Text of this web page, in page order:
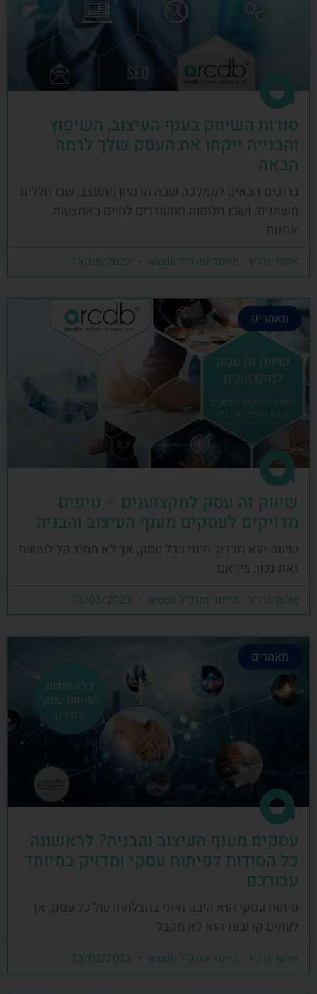
סודות השיווק בענף העיצוב, השיפוץ
והבנייה ייקחו את העסק שלך לרמה
הבאה
ברוכים הבאים לממלכה שבה הדמיון מתעצב, שבו חללים
משתנים, ושבו חלומות מתעוררים לחיים באמצעות
אמנות
אלעד גרגיר - מייסד ומנכ"ל arcdb
מאמרים
שיווק זה עסק למקצוענים – טיפים
מדויקים לעסקים מענף העיצוב והבניה
שיווק הוא מרכיב חיוני בכל עסק, אך לא תמיד קל לעשות
זאת נכון. בין אם
אלעד גרגיר - מייסד ומנכ"ל arcdb
מאמרים
עסקים מענף העיצוב והבניה? לראשונה
כל הסודות לפיתוח עסקי ומדויק במיוחד
עבורכם
פיתוח עסקי הוא היבט חיוני בהצלחתו של כל עסק, אך
לעתים קרובות הוא לא מקבל
אלעד גרגיר - מייסד ומנכ"ל arcdb